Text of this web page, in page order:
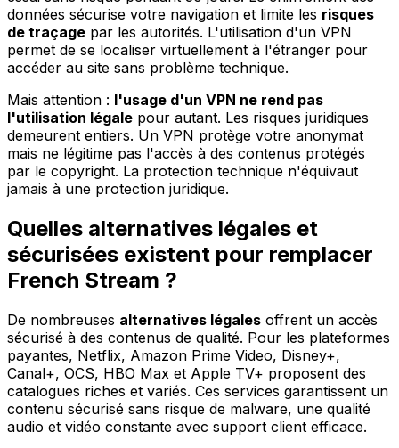
données sécurise votre navigation et limite les risques
de traçage par les autorités. L'utilisation d'un VPN
permet de se localiser virtuellement à l'étranger pour
accéder au site sans problème technique.
Mais attention : l'usage d'un VPN ne rend pas
l'utilisation légale pour autant. Les risques juridiques
demeurent entiers. Un VPN protège votre anonymat
mais ne légitime pas l'accès à des contenus protégés
par le copyright. La protection technique n'équivaut
jamais à une protection juridique.
Quelles alternatives légales et
sécurisées existent pour remplacer
French Stream ?
De nombreuses alternatives légales offrent un accès
sécurisé à des contenus de qualité. Pour les plateformes
payantes, Netflix, Amazon Prime Video, Disney+,
Canal+, OCS, HBO Max et Apple TV+ proposent des
catalogues riches et variés. Ces services garantissent un
contenu sécurisé sans risque de malware, une qualité
audio et vidéo constante avec support client efficace.